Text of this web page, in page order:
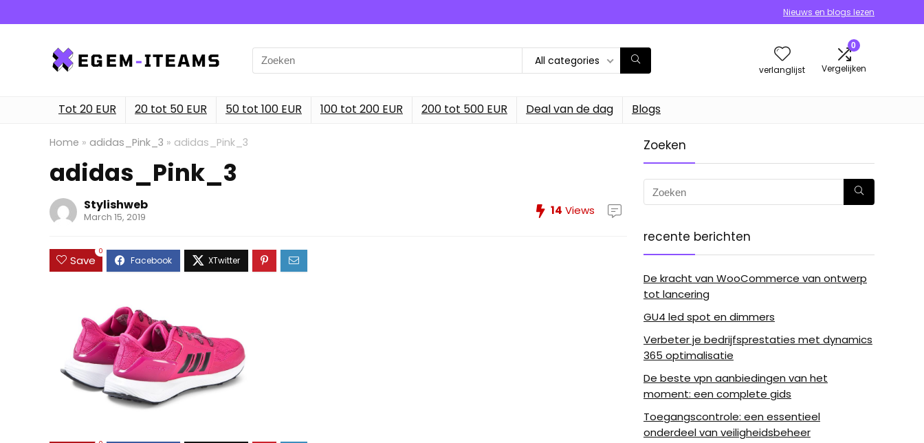
Nieuws en blogs lezen
Search
for:
All categories
verlanglijst
0
Vergelijken
Tot 20 EUR 20 tot 50 EUR 50 tot 100 EUR 100 tot 200 EUR 200 tot 500 EUR Deal van de dag Blogs
Home » adidas_Pink_3 » adidas_Pink_3
adidas_Pink_3
Stylishweb
March 15, 2019 14 Views
Save
0
Zoeken
recente berichten
De kracht van WooCommerce van ontwerp
tot lancering
GU4 led spot en dimmers
Verbeter je bedrijfsprestaties met dynamics
365 optimalisatie
De beste vpn aanbiedingen van het
moment: een complete gids
Toegangscontrole: een essentieel
onderdeel van veiligheidsbeheer